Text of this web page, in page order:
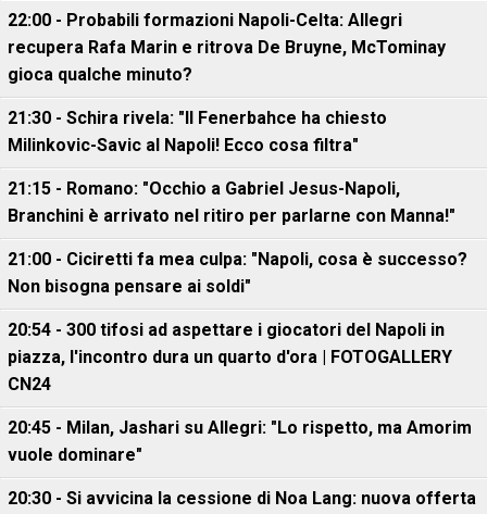
22:00 - Probabili formazioni Napoli-Celta: Allegri
recupera Rafa Marin e ritrova De Bruyne, McTominay
gioca qualche minuto?
21:30 - Schira rivela: "Il Fenerbahce ha chiesto
Milinkovic-Savic al Napoli! Ecco cosa filtra"
21:15 - Romano: "Occhio a Gabriel Jesus-Napoli,
Branchini è arrivato nel ritiro per parlarne con Manna!"
21:00 - Ciciretti fa mea culpa: "Napoli, cosa è successo?
Non bisogna pensare ai soldi"
20:54 - 300 tifosi ad aspettare i giocatori del Napoli in
piazza, l'incontro dura un quarto d'ora | FOTOGALLERY
CN24
20:45 - Milan, Jashari su Allegri: "Lo rispetto, ma Amorim
vuole dominare"
20:30 - Si avvicina la cessione di Noa Lang: nuova offerta